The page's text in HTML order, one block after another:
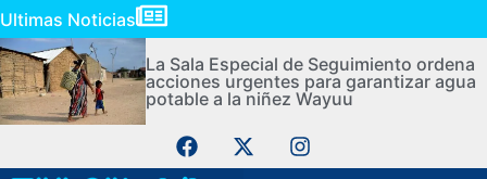
Ultimas Noticias
La Sala Especial de Seguimiento ordena
acciones urgentes para garantizar agua
potable a la niñez Wayuu